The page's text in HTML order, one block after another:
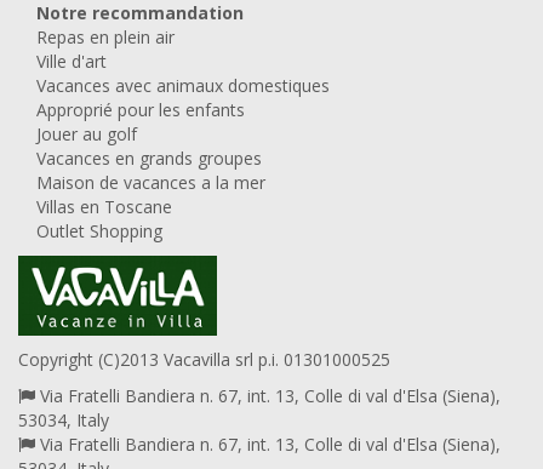
Notre recommandation
Repas en plein air
Ville d'art
Vacances avec animaux domestiques
Approprié pour les enfants
Jouer au golf
Vacances en grands groupes
Maison de vacances a la mer
Villas en Toscane
Outlet Shopping
Copyright (C)2013 Vacavilla srl p.i. 01301000525
Via Fratelli Bandiera n. 67, int. 13, Colle di val d'Elsa (Siena),
53034, Italy
Via Fratelli Bandiera n. 67, int. 13, Colle di val d'Elsa (Siena),